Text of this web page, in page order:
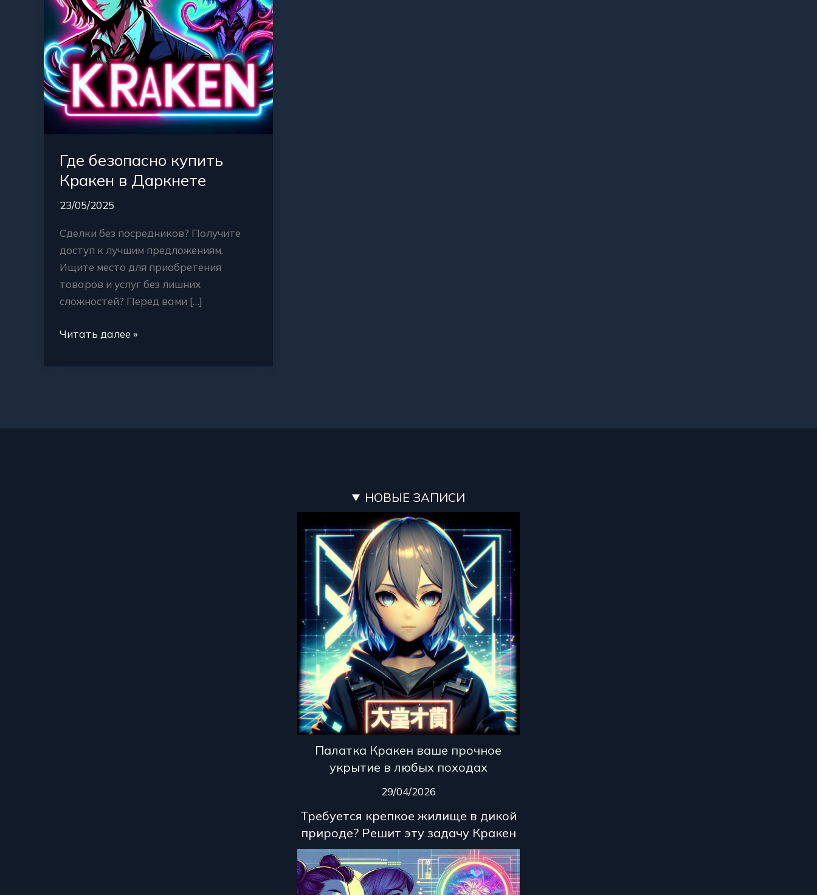
Где безопасно купить
Кракен в Даркнете
23/05/2025
Сделки без посредников? Получите
доступ к лучшим предложениям.
Ищите место для приобретения
товаров и услуг без лишних
сложностей? Перед вами […]
Читать далее »
НОВЫЕ ЗАПИСИ
Палатка Кракен ваше прочное
укрытие в любых походах
29/04/2026
Требуется крепкое жилище в дикой
природе? Решит эту задачу Кракен